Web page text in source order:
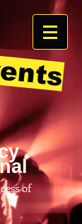
of